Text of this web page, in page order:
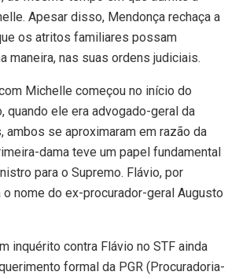
Apesar disso, Mendonça rechaça a
os atritos familiares possam
maneira, nas suas ordens judiciais.
Michelle começou no início do
quando ele era advogado-geral da
ambos se aproximaram em razão da
dama teve um papel fundamental
para o Supremo. Flávio, por
nome do ex-procurador-geral Augusto
inquérito contra Flávio no STF ainda
formal da PGR (Procuradoria-